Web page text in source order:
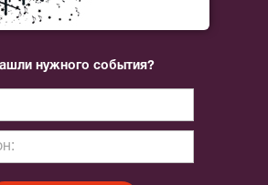
нужного события?